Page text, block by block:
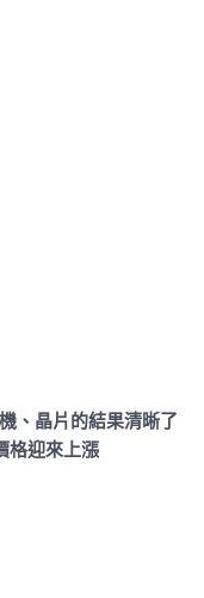
、晶片的結果清晰了
格迎來上漲